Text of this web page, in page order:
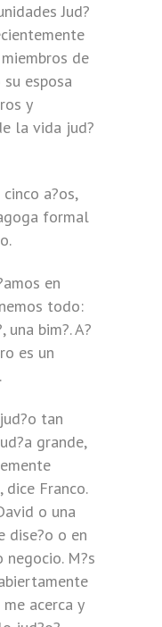
Jud?
de
esposa
y
la vida jud?
a?os,
formal
en
todo:
una bim?. A?
es un
tan
grande,
Franco.
o una
dise?o o en
M?s
acerca y